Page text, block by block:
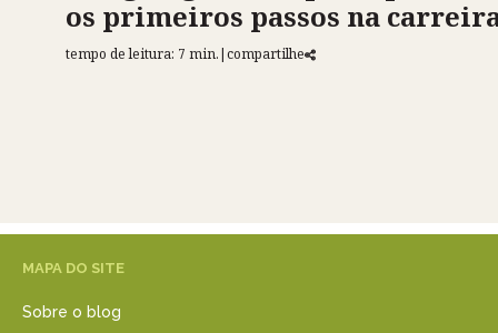
os primeiros passos na
tempo de leitura: 7 min.|compartilhe
MAPA DO SITE
Sobre o blog